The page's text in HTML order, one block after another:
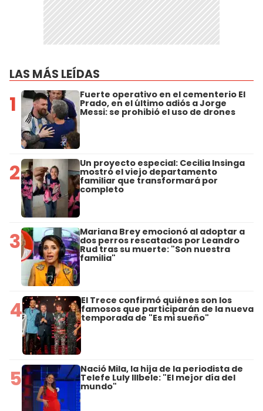
LAS MÁS LEÍDAS
1 Fuerte operativo en el cementerio El
Prado, en el último adiós a Jorge
Messi: se prohibió el uso de drones
2 Un proyecto especial: Cecilia Insinga
mostró el viejo departamento
familiar que transformará por
completo
3 Mariana Brey emocionó al adoptar a
dos perros rescatados por Leandro
Rud tras su muerte: "Son nuestra
familia"
4 El Trece confirmó quiénes son los
famosos que participarán de la nueva
temporada de "Es mi sueño"
5 Nació Mila, la hija de la periodista de
Telefe Luly Illbele: "El mejor día del
mundo"